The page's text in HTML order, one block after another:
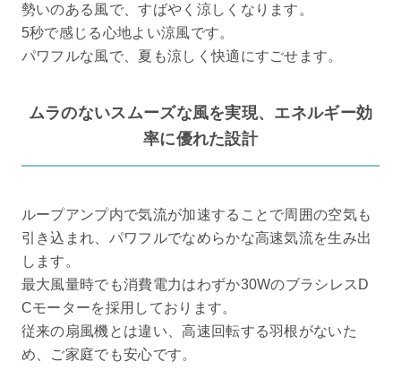
勢いのある風で、すばやく涼しくなります。
5秒で感じる心地よい涼風です。
パワフルな風で、夏も涼しく快適にすごせます。
ムラのないスムーズな風を実現、エネルギー効
率に優れた設計
ループアンプ内で気流が加速することで周囲の空気も
引き込まれ、パワフルでなめらかな高速気流を生み出
します。
最大風量時でも消費電力はわずか30WのブラシレスD
Cモーターを採用しております。
従来の扇風機とは違い、高速回転する羽根がないた
め、ご家庭でも安心です。